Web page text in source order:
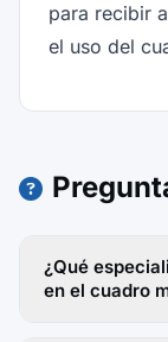
para recibir
el uso del
¿Qué
en el cuadro